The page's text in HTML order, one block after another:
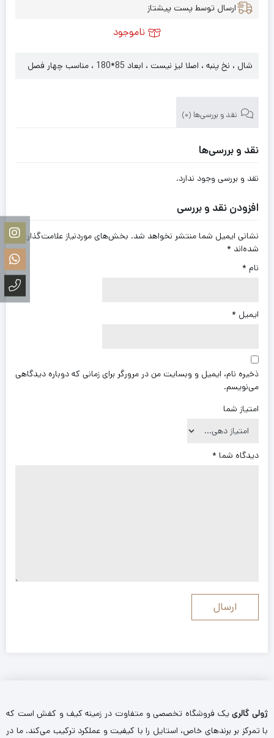
ارسال توسط پست پیشتاز
ناموجود
شال ، نخ پنبه ، اصلا لیز نیست ، ابعاد 85*180 ، مناسب چهار فصل
نقد و بررسی‌ها (0)
نقد و بررسی‌ها
نقد و بررسی وجود ندارد.
افزودن نقد و بررسی
نشانی ایمیل شما منتشر نخواهد شد. بخش‌های موردنیاز علامت‌گذاری
شده‌اند *
نام *
ایمیل *
ذخیره نام، ایمیل و وبسایت من در مرورگر برای زمانی که دوباره دیدگاهی
می‌نویسم.
امتیاز شما
دیدگاه شما *
ژولی گالرییک فروشگاه تخصصی و متفاوت در زمینه کیف و کفش است که
با تمرکز بر برندهای خاص، استایل را با کیفیت و عملکرد ترکیب می‌کند. ما در